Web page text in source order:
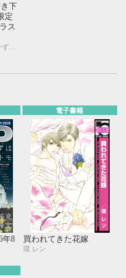
下
定
ス
砂床あい、亜樹良のりかず、麻生 海
年8
電子書籍
買われてきた花嫁
環 レン